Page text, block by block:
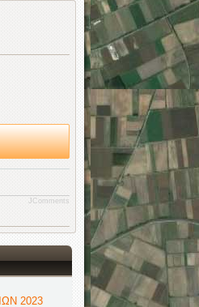
JComments
2023